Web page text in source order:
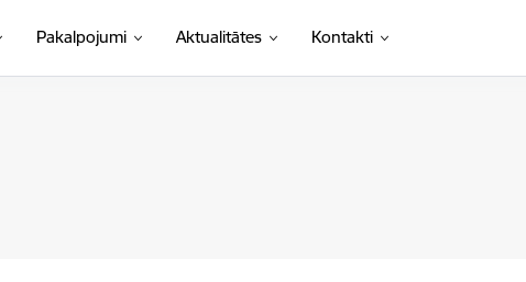
Pakalpojumi Aktualitātes Kontakti